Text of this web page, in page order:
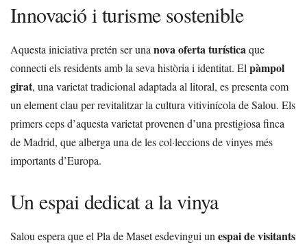
Innovació i turisme sostenible
Aquesta iniciativa pretén ser unanova oferta turísticaque
connecti els residents amb la seva història i identitat. Elpàmpol
girat, una varietat tradicional adaptada al litoral, es presenta com
un element clau per revitalitzar la cultura vitivinícola de Salou. Els
primers ceps d’aquesta varietat provenen d’una prestigiosa finca
de Madrid, que alberga una de les col·leccions de vinyes més
importants d’Europa.
Un espai dedicat a la vinya
Salou espera que el Pla de Maset esdevingui unespai de visitants